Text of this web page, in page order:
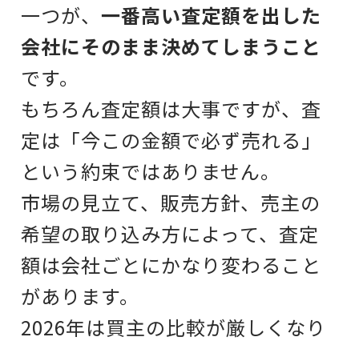
一つが、 一番高い査定額を出した
会社にそのまま決めてしまうこと
です。
もちろん査定額は大事ですが、査
定は「今この金額で必ず売れる」
という約束ではありません。
市場の見立て、販売方針、売主の
希望の取り込み方によって、査定
額は会社ごとにかなり変わること
があります。
2026年は買主の比較が厳しくなり